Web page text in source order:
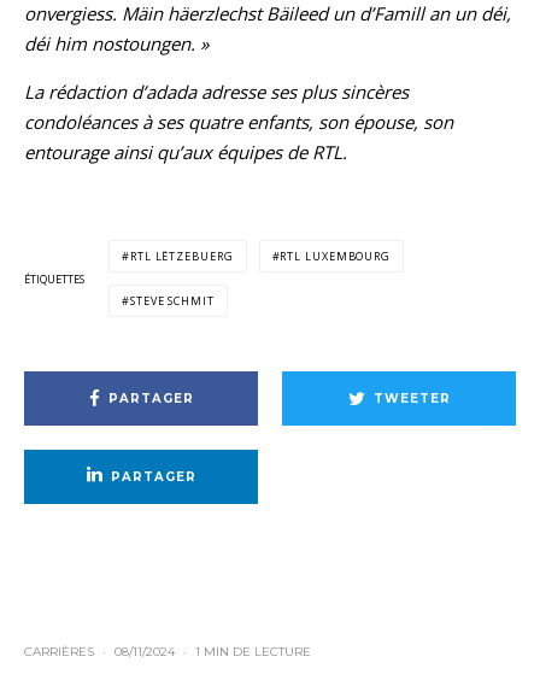
onvergiess. Mäin häerzlechst Bäileed un d’Famill an un déi,
déi him nostoungen. »
La rédaction d’adada adresse ses plus sincères
condoléances à ses quatre enfants, son épouse, son
entourage ainsi qu’aux équipes de RTL.
ÉTIQUETTES
RTL LËTZEBUERG RTL LUXEMBOURG
STEVE SCHMIT
PARTAGER TWEETER
PARTAGER
CARRIÈRES · 08/11/2024 · 1 MIN DE LECTURE